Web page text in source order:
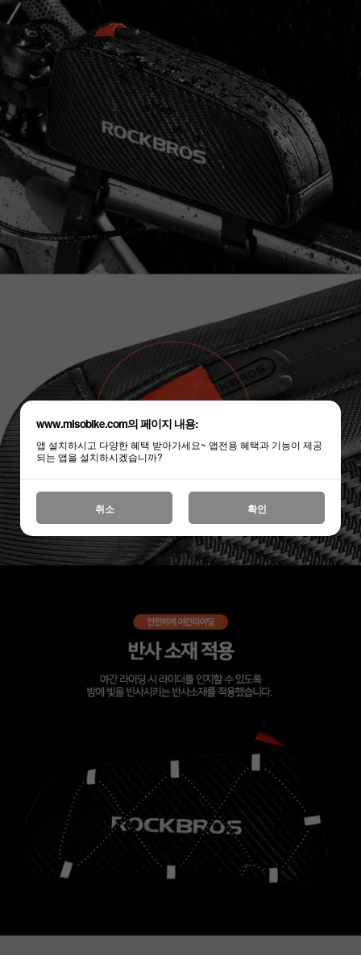
www.misobike.com의 페이지 내용:
앱 설치하시고 다양한 혜택 받아가세요~ 앱전용 혜택과 기능이 제공
되는 앱을 설치하시겠습니까?
취소 확인